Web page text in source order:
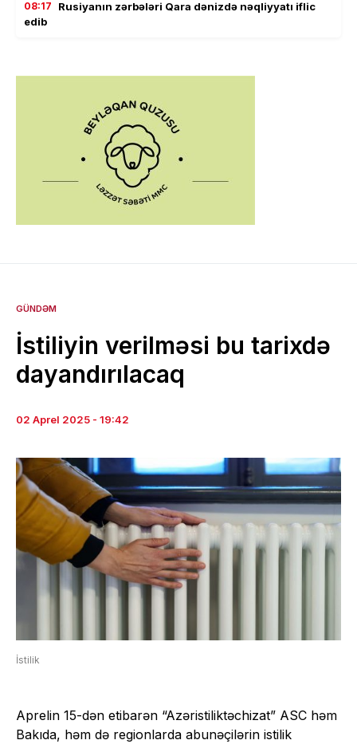
08:17
Rusiyanın zərbələri Qara dənizdə nəqliyyatı iflic
edib
GÜNDƏM
İstiliyin verilməsi bu tarixdə
dayandırılacaq
02 Aprel 2025 - 19:42
İstilik
Aprelin 15-dən etibarən “Azəristiliktəchizat” ASC həm
Bakıda, həm də regionlarda abunəçilərin istilik